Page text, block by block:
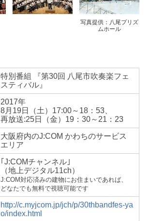
写真提供：八尾プリズ
ムホール
特別番組 『第30回 八尾市吹奏楽フェ
スティバル』
2017年
8月19日（土）17:00～18：53、
再放送:25日（金）19：30～21：23
大阪府内のJ:COM かわちのサービス
エリア
｢J:COMチャンネル｣
（地上デジタル11ch）
J:COM対応済みの建物にお住まいであれば、
どなたでも無料で視聴可能です
http://c.myjcom.jp/jch/p/30thbandfes-ya
o/index.html